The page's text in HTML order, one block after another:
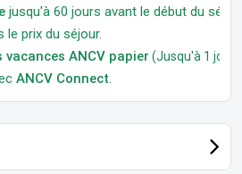
jusqu'à 60 jours avant le début du
le prix du séjour.
vacances ANCV papier (Jusqu'à 1 jour
ANCV Connect